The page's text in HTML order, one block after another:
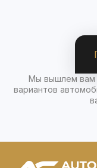
Мы вышлем вам
вариантов